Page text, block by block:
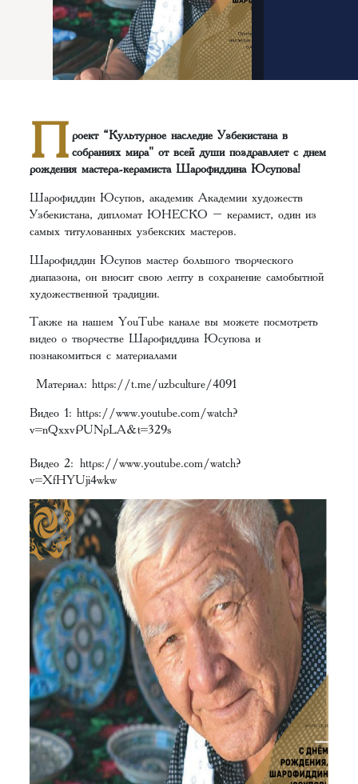
П роект “Культурное наследие Узбекистана в
собраниях мира" от всей души поздравляет с днем
рождения мастера-керамиста Шарофиддина Юсупова!
Шарофиддин Юсупов, академик Академии художеств
Узбекистана, дипломат ЮНЕСКО – керамист, один из
самых титулованных узбекских мастеров.
Шарофиддин Юсупов мастер большого творческого
диапазона, он вносит свою лепту в сохранение самобытной
художественной традиции.
Также на нашем YouTube канале вы можете посмотреть
видео о творчестве Шарофиддина Юсупова и
познакомиться с материалами
Материал:https://t.me/uzbculture/4091
Видео 1:https://www.youtube.com/watch?
v=nQxxvPUNpLA&t=329s
Видео 2:https://www.youtube.com/watch?
v=XfHYUji4wkw